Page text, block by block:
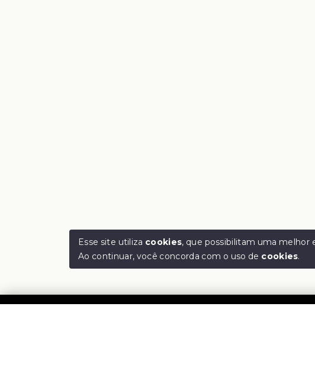
Esse site utiliza cookies, que possibilitam uma melhor
Ao continuar, você concorda com o uso de cookies.